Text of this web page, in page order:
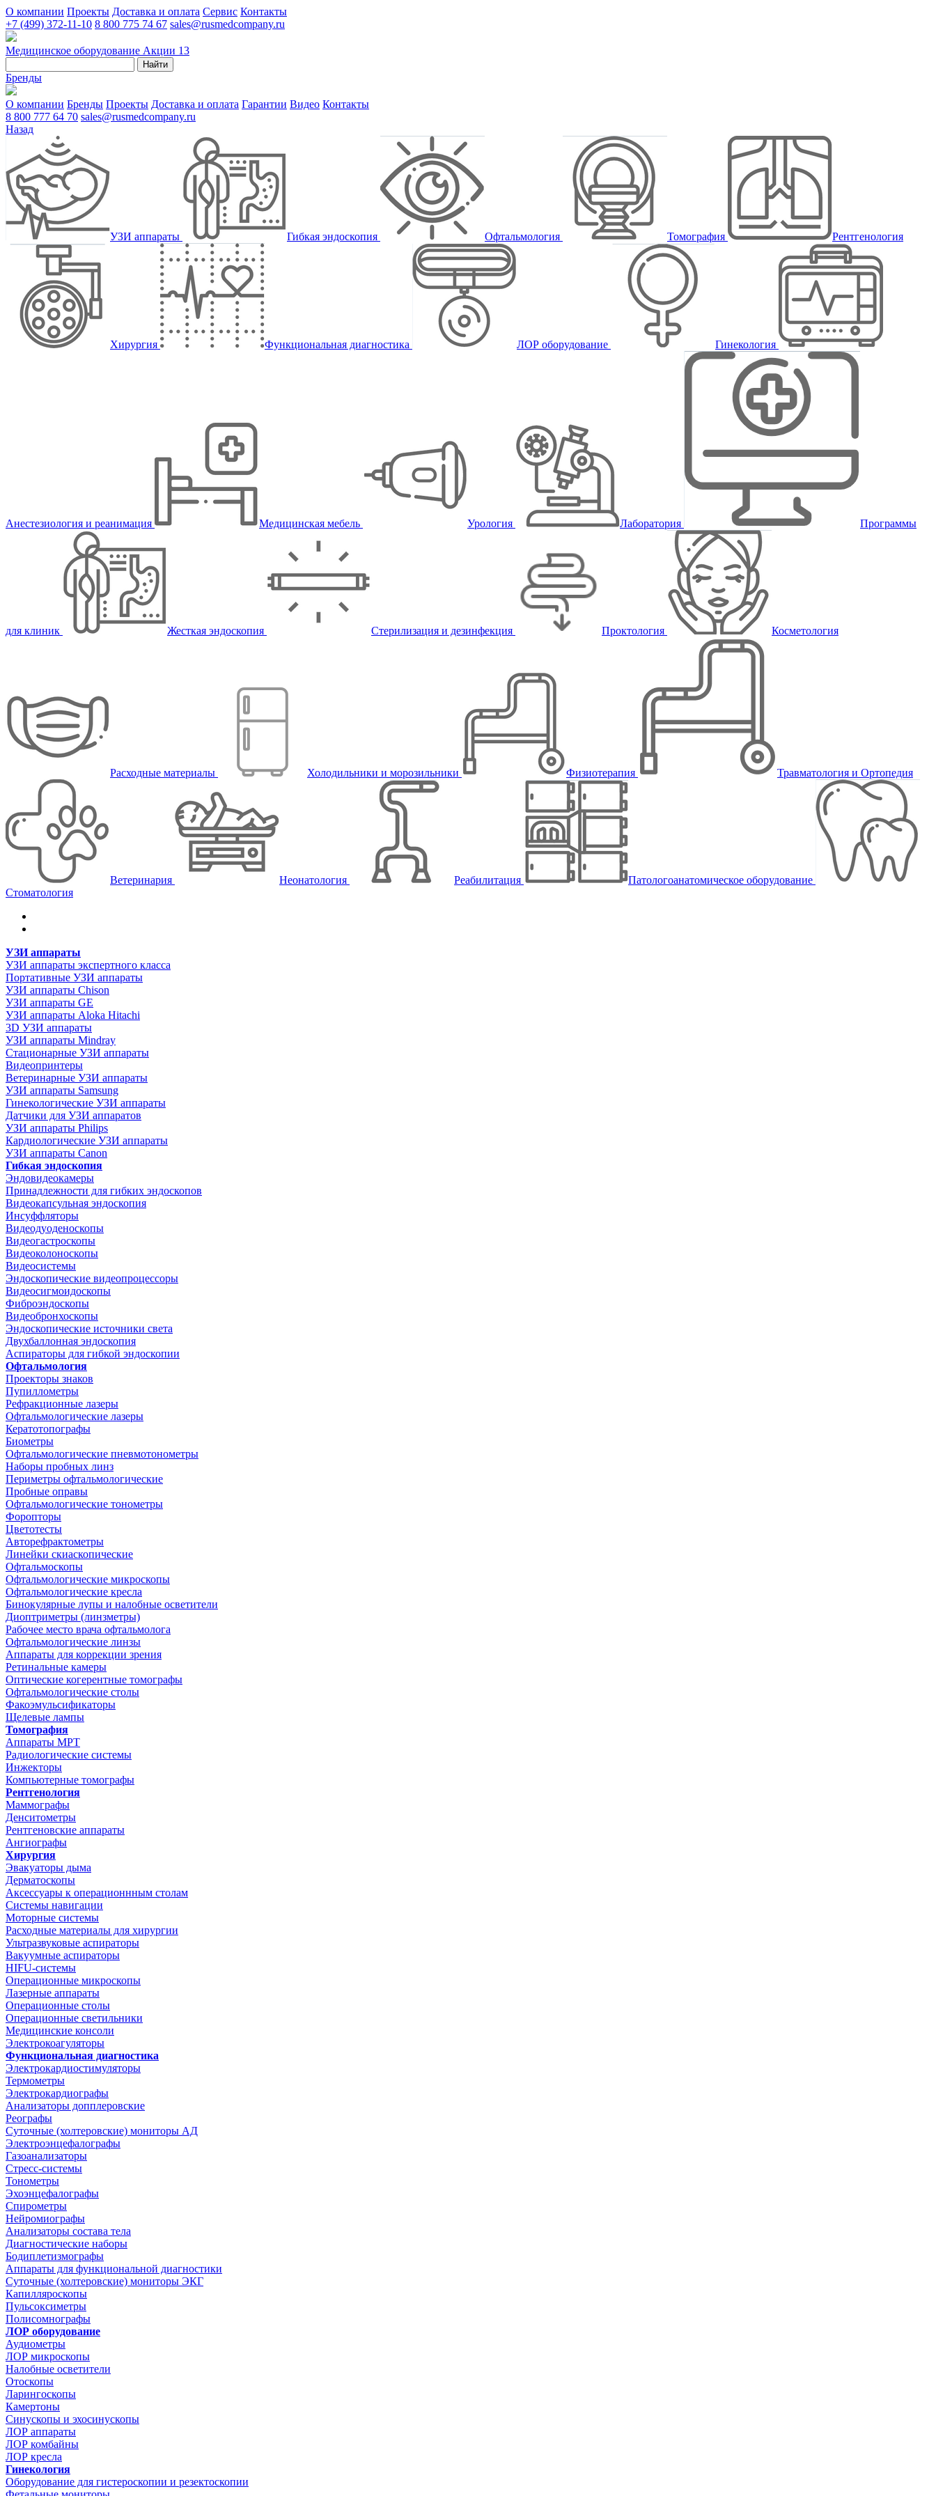
О компании Проекты Доставка и оплата Сервис Контакты
+7 (499) 372-11-10 8 800 775 74 67 sales@rusmedcompany.ru
Медицинское оборудование Акции 13
Найти
Бренды
О компании Бренды Проекты Доставка и оплата Гарантии Видео Контакты
8 800 777 64 70 sales@rusmedcompany.ru
Назад
УЗИ аппараты Гибкая эндоскопия Офтальмология Томография Рентгенология
Хирургия Функциональная диагностика ЛОР оборудование Гинекология
Анестезиология и реанимация Медицинская мебель Урология Лаборатория Программы
для клиник Жесткая эндоскопия Стерилизация и дезинфекция Проктология Косметология
Расходные материалы Холодильники и морозильники Физиотерапия Травматология и Ортопедия
Ветеринария Неонатология Реабилитация
Патологоанатомическое оборудование
Стоматология
УЗИ аппараты
УЗИ аппараты экспертного класса
Портативные УЗИ аппараты
УЗИ аппараты Chison
УЗИ аппараты GE
УЗИ аппараты Aloka Hitachi
3D УЗИ аппараты
УЗИ аппараты Mindray
Стационарные УЗИ аппараты
Видеопринтеры
Ветеринарные УЗИ аппараты
УЗИ аппараты Samsung
Гинекологические УЗИ аппараты
Датчики для УЗИ аппаратов
УЗИ аппараты Philips
Кардиологические УЗИ аппараты
УЗИ аппараты Canon
Гибкая эндоскопия
Эндовидеокамеры
Принадлежности для гибких эндоскопов
Видеокапсульная эндоскопия
Инсуффляторы
Видеодуоденоскопы
Видеогастроскопы
Видеоколоноскопы
Видеосистемы
Эндоскопические видеопроцессоры
Видеосигмоидоскопы
Фиброэндоскопы
Видеобронхоскопы
Эндоскопические источники света
Двухбаллонная эндоскопия
Аспираторы для гибкой эндоскопии
Офтальмология
Проекторы знаков
Пупиллометры
Рефракционные лазеры
Офтальмологические лазеры
Кератотопографы
Биометры
Офтальмологические пневмотонометры
Наборы пробных линз
Периметры офтальмологические
Пробные оправы
Офтальмологические тонометры
Форопторы
Цветотесты
Авторефрактометры
Линейки скиаскопические
Офтальмоскопы
Офтальмологические микроскопы
Офтальмологические кресла
Бинокулярные лупы и налобные осветители
Диоптриметры (линзметры)
Рабочее место врача офтальмолога
Офтальмологические линзы
Аппараты для коррекции зрения
Ретинальные камеры
Оптические когерентные томографы
Офтальмологические столы
Факоэмульсификаторы
Щелевые лампы
Томография
Аппараты МРТ
Радиологические системы
Инжекторы
Компьютерные томографы
Рентгенология
Маммографы
Денситометры
Рентгеновские аппараты
Ангиографы
Хирургия
Эвакуаторы дыма
Дерматоскопы
Аксессуары к операционнным столам
Системы навигации
Моторные системы
Расходные материалы для хирургии
Ультразвуковые аспираторы
Вакуумные аспираторы
HIFU-системы
Операционные микроскопы
Лазерные аппараты
Операционные столы
Операционные светильники
Медицинские консоли
Электрокоагуляторы
Функциональная диагностика
Электрокардиостимуляторы
Термометры
Электрокардиографы
Анализаторы допплеровские
Реографы
Суточные (холтеровские) мониторы АД
Электроэнцефалографы
Газоанализаторы
Стресс-системы
Тонометры
Эхоэнцефалографы
Спирометры
Нейромиографы
Анализаторы состава тела
Диагностические наборы
Бодиплетизмографы
Аппараты для функциональной диагностики
Суточные (холтеровские) мониторы ЭКГ
Капилляроскопы
Пульсоксиметры
Полисомнографы
ЛОР оборудование
Аудиометры
ЛОР микроскопы
Налобные осветители
Отоскопы
Ларингоскопы
Камертоны
Синускопы и эхосинускопы
ЛОР аппараты
ЛОР комбайны
ЛОР кресла
Гинекология
Оборудование для гистероскопии и резектоскопии